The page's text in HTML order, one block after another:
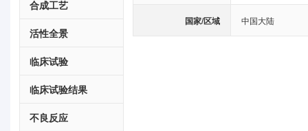
合成工艺
活性全景
临床试验
临床试验结果
不良反应
国家/区域 中国大陆